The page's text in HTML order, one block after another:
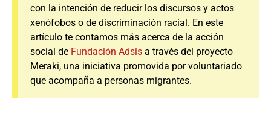
con la intención de reducir los discursos y actos
xenófobos o de discriminación racial. En este
artículo te contamos más acerca de la acción
social de Fundación Adsis a través del proyecto
Meraki, una iniciativa promovida por voluntariado
que acompaña a personas migrantes.